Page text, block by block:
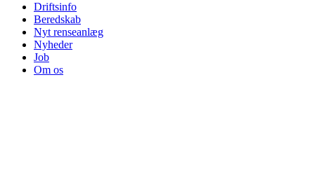
Driftsinfo
Beredskab
Nyt renseanlæg
Nyheder
Job
Om os